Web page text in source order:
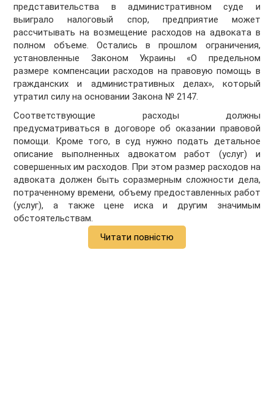
представительства в административном суде и
выиграло налоговый спор, предприятие может
рассчитывать на возмещение расходов на адвоката в
полном объеме. Остались в прошлом ограничения,
установленные Законом Украины «О предельном
размере компенсации расходов на правовую помощь в
гражданских и административных делах», который
утратил силу на основании Закона № 2147.
Соответствующие расходы должны
предусматриваться в договоре об оказании правовой
помощи. Кроме того, в суд нужно подать детальное
описание выполненных адвокатом работ (услуг) и
совершенных им расходов. При этом размер расходов на
адвоката должен быть соразмерным сложности дела,
потраченному времени, объему предоставленных работ
(услуг), а также цене иска и другим значимым
обстоятельствам.
Читати повністю